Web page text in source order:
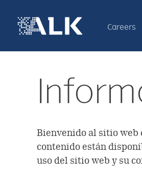
Careers
Bienvenido al sitio web
contenido están
uso del sitio web y su